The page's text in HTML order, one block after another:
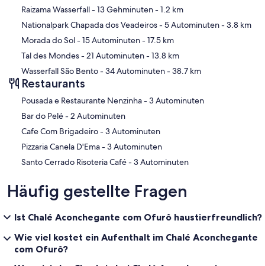
Karte
Raizama Wasserfall- 13 Gehminuten- 1.2 km
Nationalpark Chapada dos Veadeiros- 5 Autominuten- 3.8 km
Morada do Sol- 15 Autominuten- 17.5 km
Tal des Mondes- 21 Autominuten- 13.8 km
Wasserfall São Bento- 34 Autominuten- 38.7 km
Restaurants
‪Pousada e Restaurante Nenzinha - ‬3 Autominuten
‪Bar do Pelé - ‬2 Autominuten
‪Cafe Com Brigadeiro - ‬3 Autominuten
‪Pizzaria Canela D'Ema - ‬3 Autominuten
‪Santo Cerrado Risoteria Café - ‬3 Autominuten
Häufig gestellte Fragen
Ist Chalé Aconchegante com Ofurô haustierfreundlich?
Wie viel kostet ein Aufenthalt im Chalé Aconchegante
com Ofurô?